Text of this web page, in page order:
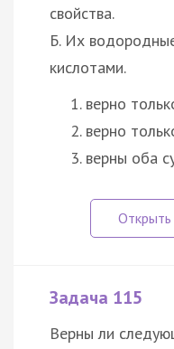
свойства.
Б. Их
кислотами.
верно
верно
верны оба
Задача 115
Верны ли